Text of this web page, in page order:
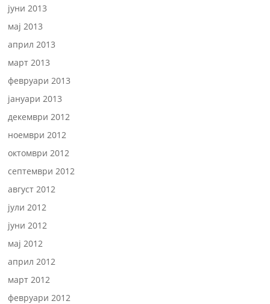
јуни 2013
мај 2013
април 2013
март 2013
февруари 2013
јануари 2013
декември 2012
ноември 2012
октомври 2012
септември 2012
август 2012
јули 2012
јуни 2012
мај 2012
април 2012
март 2012
февруари 2012